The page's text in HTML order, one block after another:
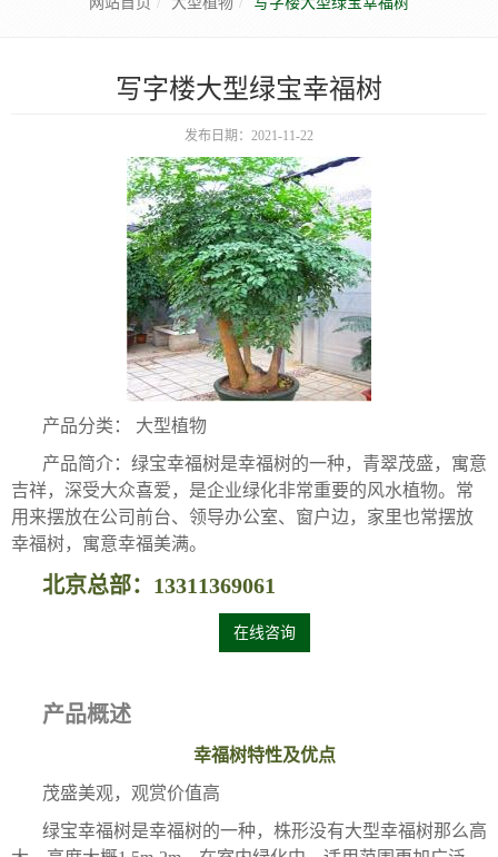
写字楼大型绿宝幸福树
发布日期：2021-11-22
产品分类： 大型植物
产品简介：绿宝幸福树是幸福树的一种，青翠茂盛，寓意
吉祥，深受大众喜爱，是企业绿化非常重要的风水植物。常
用来摆放在公司前台、领导办公室、窗户边，家里也常摆放
幸福树，寓意幸福美满。
北京总部：13311369061
在线咨询
产品概述
幸福树特性及优点
茂盛美观，观赏价值高
绿宝幸福树是幸福树的一种，株形没有大型幸福树那么高